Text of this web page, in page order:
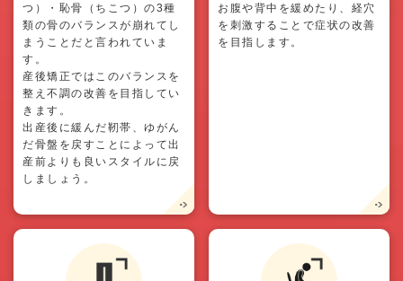
つ）・恥骨（ちこつ）の3種
類の骨のバランスが崩れてし
まうことだと言われていま
す。
産後矯正ではこのバランスを
整え不調の改善を目指してい
きます。
出産後に緩んだ靭帯、ゆがん
だ骨盤を戻すことによって出
産前よりも良いスタイルに戻
しましょう。
お腹や背中を緩めたり、経穴
を刺激することで症状の改善
を目指します。